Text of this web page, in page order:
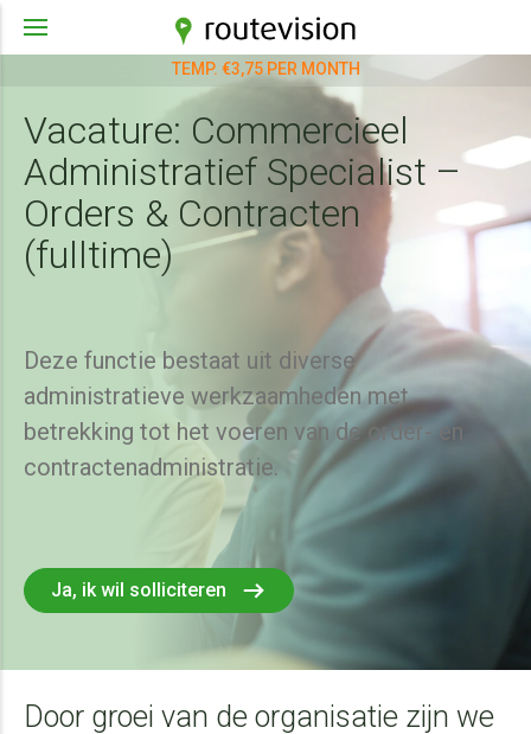
TEMP. €3,75 PER MONTH
Vacature: Commercieel
Administratief Specialist –
Orders & Contracten
(fulltime)
Deze functie bestaat uit diverse
administratieve werkzaamheden met
betrekking tot het voeren van de order- en
contractenadministratie.
Ja, ik wil solliciteren
Door groei van de organisatie zijn we